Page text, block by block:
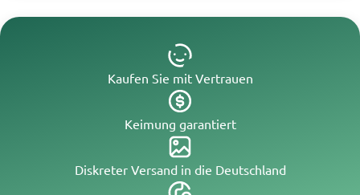
Kaufen Sie mit Vertrauen
Keimung garantiert
Diskreter Versand in die Deutschland